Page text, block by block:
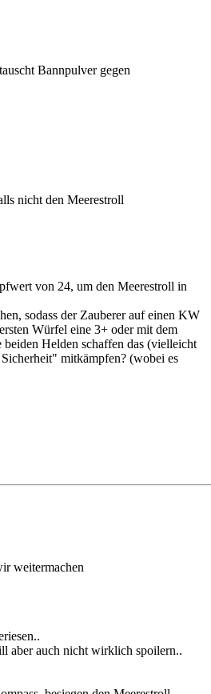
Bannpulver gegen
nicht den Meerestroll
von 24, um den Meerestroll in
sodass der Zauberer auf einen KW
Würfel eine 3+ oder mit dem
Helden schaffen das (vielleicht
mitkämpfen? (wobei es
weitermachen
aber auch nicht wirklich spoilern..